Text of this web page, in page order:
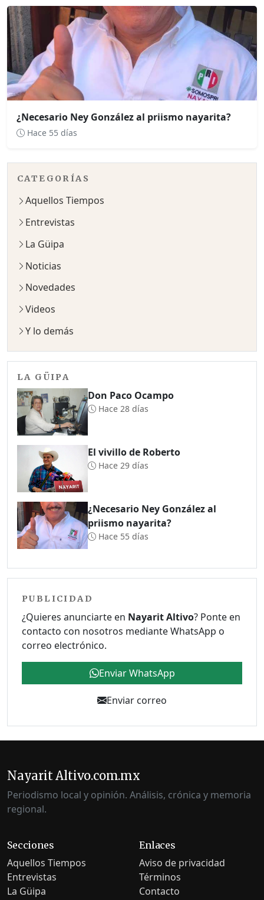
¿Necesario Ney González al priismo nayarita?
Hace 55 días
CATEGORÍAS
Aquellos Tiempos
Entrevistas
La Güipa
Noticias
Novedades
Videos
Y lo demás
LA GÜIPA
Don Paco Ocampo
Hace 28 días
El vivillo de Roberto
Hace 29 días
¿Necesario Ney González al
priismo nayarita?
Hace 55 días
PUBLICIDAD
¿Quieres anunciarte en Nayarit Altivo? Ponte en
contacto con nosotros mediante WhatsApp o
correo electrónico.
Enviar WhatsApp
Enviar correo
Nayarit Altivo.com.mx
Periodismo local y opinión. Análisis, crónica y memoria
regional.
Secciones
Aquellos Tiempos
Entrevistas
La Güipa
Enlaces
Aviso de privacidad
Términos
Contacto